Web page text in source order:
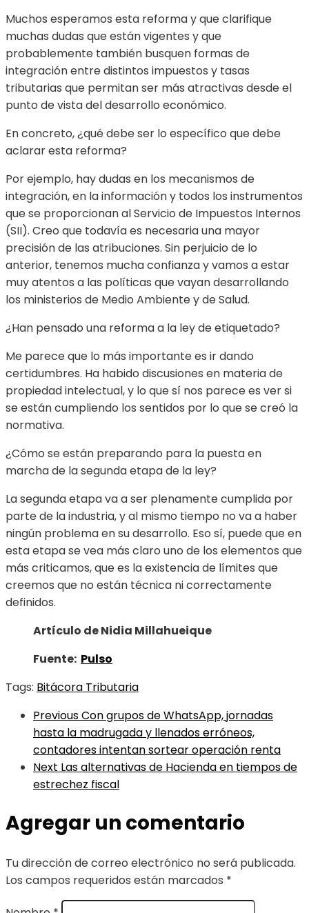
Muchos esperamos esta reforma y que clarifique
muchas dudas que están vigentes y que
probablemente también busquen formas de
integración entre distintos impuestos y tasas
tributarias que permitan ser más atractivas desde el
punto de vista del desarrollo económico.
En concreto, ¿qué debe ser lo específico que debe
aclarar esta reforma?
Por ejemplo, hay dudas en los mecanismos de
integración, en la información y todos los instrumentos
que se proporcionan al Servicio de Impuestos Internos
(SII). Creo que todavía es necesaria una mayor
precisión de las atribuciones. Sin perjuicio de lo
anterior, tenemos mucha confianza y vamos a estar
muy atentos a las políticas que vayan desarrollando
los ministerios de Medio Ambiente y de Salud.
¿Han pensado una reforma a la ley de etiquetado?
Me parece que lo más importante es ir dando
certidumbres. Ha habido discusiones en materia de
propiedad intelectual, y lo que sí nos parece es ver si
se están cumpliendo los sentidos por lo que se creó la
normativa.
¿Cómo se están preparando para la puesta en
marcha de la segunda etapa de la ley?
La segunda etapa va a ser plenamente cumplida por
parte de la industria, y al mismo tiempo no va a haber
ningún problema en su desarrollo. Eso sí, puede que en
esta etapa se vea más claro uno de los elementos que
más criticamos, que es la existencia de límites que
creemos que no están técnica ni correctamente
definidos.
Artículo de Nidia Millahueique
Fuente: Pulso
Tags: Bitácora Tributaria
PreviousCon grupos de WhatsApp, jornadas
hasta la madrugada y llenados erróneos,
contadores intentan sortear operación renta
Next Las alternativas de Hacienda en tiempos de
estrechez fiscal
Agregar un comentario
Tu dirección de correo electrónico no será publicada.
Los campos requeridos están marcados *